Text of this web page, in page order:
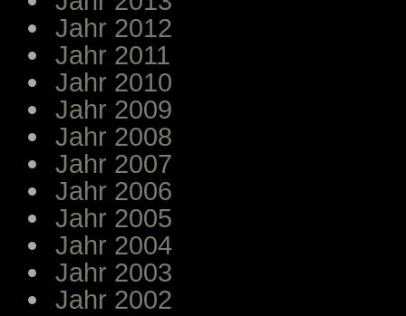
Jahr 2012
Jahr 2011
Jahr 2010
Jahr 2009
Jahr 2008
Jahr 2007
Jahr 2006
Jahr 2005
Jahr 2004
Jahr 2003
Jahr 2002